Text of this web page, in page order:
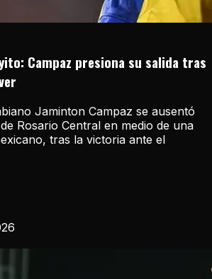
Campaz presiona su salida tras
Jaminton Campaz se ausentó
Rosario Central en medio de una
tras la victoria ante el